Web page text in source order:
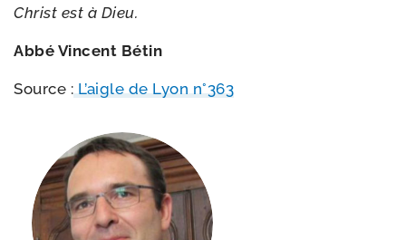
Christ est à Dieu.
Abbé Vincent Bétin
Source :L’aigle de Lyon n°363